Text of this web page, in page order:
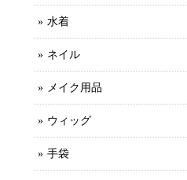
水着
ネイル
メイク用品
ウィッグ
手袋